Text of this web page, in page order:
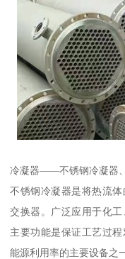
冷凝器——不锈钢冷凝器
不锈钢冷凝器是将热流
交换器。广泛应用于化
主要功能是保证工艺过
能源利用率的主要设备之